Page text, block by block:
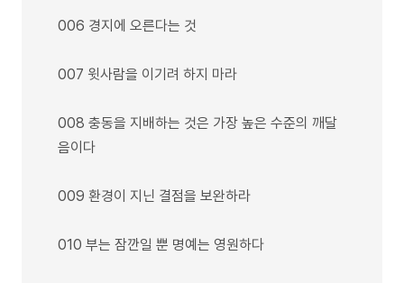
006 경지에 오른다는 것
007 윗사람을 이기려 하지 마라
008 충동을 지배하는 것은 가장 높은 수준의 깨달
음이다
009 환경이 지닌 결점을 보완하라
010 부는 잠깐일 뿐 명예는 영원하다